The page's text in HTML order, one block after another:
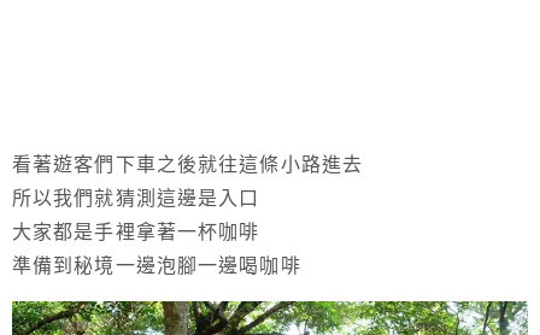
看著遊客們下車之後就往這條小路進去
所以我們就猜測這邊是入口
大家都是手裡拿著一杯咖啡
準備到秘境一邊泡腳一邊喝咖啡